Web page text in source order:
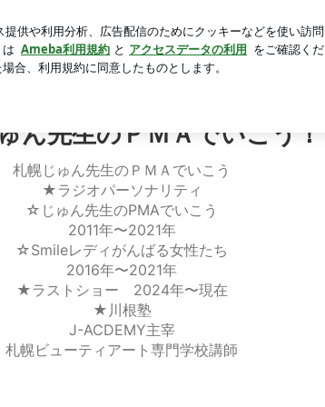
でいこう！
ログ
ん先生のＰＭＡでいこう！
札幌じゅん先生のＰＭＡでいこう
★ラジオパーソナリティ
☆じゅん先生のPMAでいこう
2011年〜2021年
☆Smileレディがんばる女性たち
2016年〜2021年
★ラストショー 2024年〜現在
★川根塾
J-ACDEMY主宰
札幌ビューティアート専門学校講師